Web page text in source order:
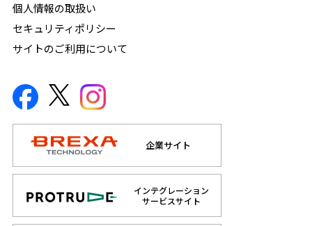
個人情報の取扱い
セキュリティポリシー
サイトのご利用について
企業サイト
インテグレーション
サービスサイト